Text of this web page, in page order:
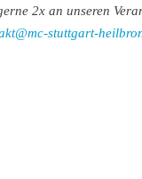
2x an unseren
stuttgart-